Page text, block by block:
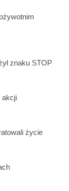
znaku STOP
akcji
życie